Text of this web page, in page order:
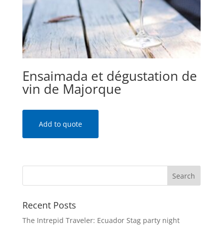
Ensaimada et dégustation de
vin de Majorque
Add to quote
Recent Posts
The Intrepid Traveler: Ecuador Stag party night